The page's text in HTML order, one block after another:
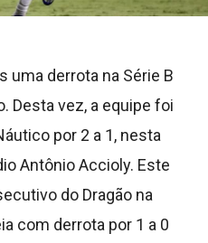
uma derrota na Série B
Desta vez, a equipe foi
por 2 a 1, nesta
Antônio Accioly. Este
do Dragão na
com derrota por 1 a 0